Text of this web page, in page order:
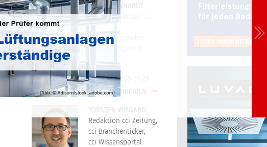
PETER REINHARDT
Technikredaktion cci
Zeitung,
cci Branchenticker,
cci Wissensportal
+49(0)721/565 14-24
E-MAIL SCHREIBEN
Redaktion cci Zeitung,
cci Branchenticker,
cci Wissensportal